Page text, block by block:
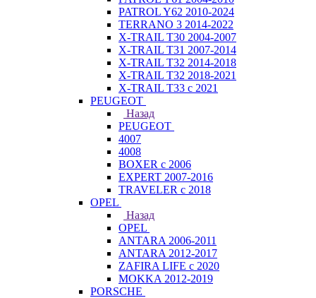
PATROL Y62 2010-2024
TERRANO 3 2014-2022
X-TRAIL T30 2004-2007
X-TRAIL T31 2007-2014
X-TRAIL T32 2014-2018
X-TRAIL T32 2018-2021
X-TRAIL T33 с 2021
PEUGEOT
Назад
PEUGEOT
4007
4008
BOXER с 2006
EXPERT 2007-2016
TRAVELER с 2018
OPEL
Назад
OPEL
ANTARA 2006-2011
ANTARA 2012-2017
ZAFIRA LIFE с 2020
MOKKA 2012-2019
PORSCHE